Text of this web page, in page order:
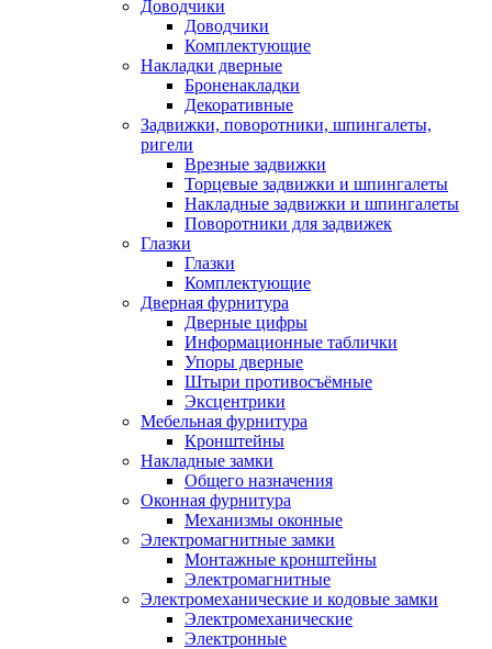
Доводчики
Доводчики
Комплектующие
Накладки дверные
Броненакладки
Декоративные
Задвижки, поворотники, шпингалеты,
ригели
Врезные задвижки
Торцевые задвижки и шпингалеты
Накладные задвижки и шпингалеты
Поворотники для задвижек
Глазки
Глазки
Комплектующие
Дверная фурнитура
Дверные цифры
Информационные таблички
Упоры дверные
Штыри противосъёмные
Эксцентрики
Мебельная фурнитура
Кронштейны
Накладные замки
Общего назначения
Оконная фурнитура
Механизмы оконные
Электромагнитные замки
Монтажные кронштейны
Электромагнитные
Электромеханические и кодовые замки
Электромеханические
Электронные